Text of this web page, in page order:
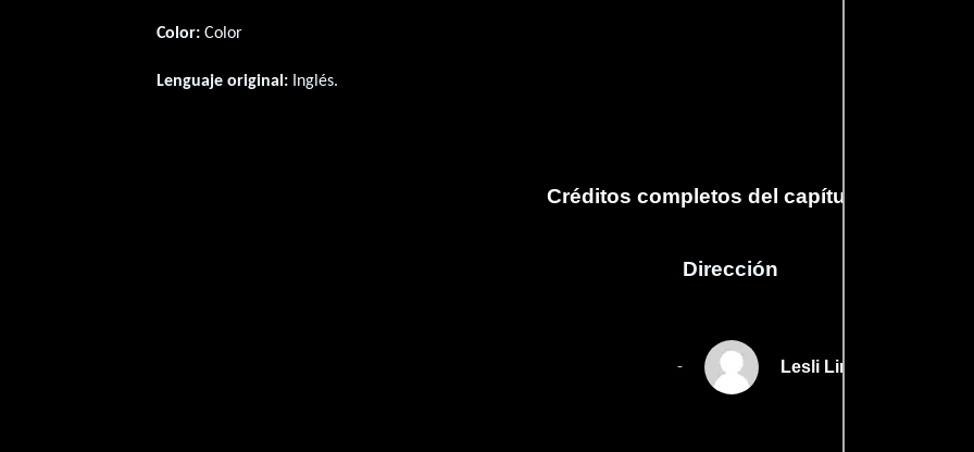
Color: Color
Lenguaje original: Inglés.
Créditos completos del capítulo Pilot
Dirección
- Lesli Linka Glatter